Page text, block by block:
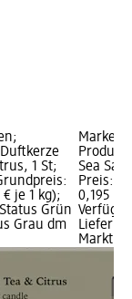
1 St;
je 1 kg);
Grün
Grau dm
Marke:
Sea Salt
Preis:
0,195 kg
Markt